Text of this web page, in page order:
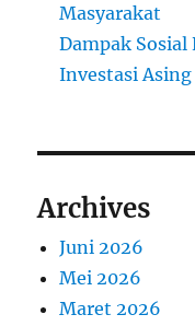
Masyarakat
Dampak
Investasi
Archives
Juni 2026
Mei 2026
Maret 2026